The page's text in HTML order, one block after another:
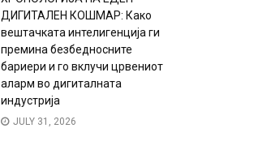
ДИГИТАЛЕН КОШМАР: Како
вештачката интелигенција ги
премина безбедносните
бариери и го вклучи црвениот
аларм во дигиталната
индустрија
JULY 31, 2026